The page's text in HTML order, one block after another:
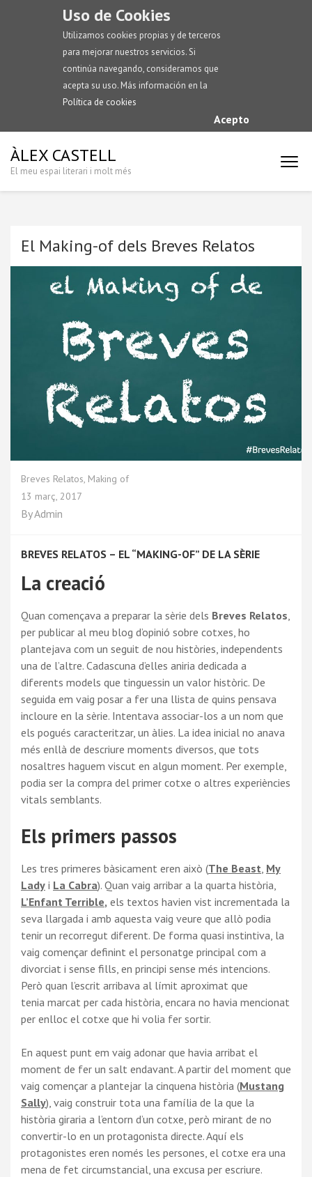
Uso de Cookies
Utilizamos cookies propias y de terceros
para mejorar nuestros servicios. Si
continúa navegando, consideramos que
acepta su uso. Más información en la
Política de cookies
Acepto
ÀLEX CASTELL
El meu espai literari i molt més
El Making-of dels Breves Relatos
Breves Relatos, Making of
13 març, 2017
ByAdmin
BREVES RELATOS – EL “MAKING-OF” DE LA SÈRIE
La creació
Quan començava a preparar la sèrie dels Breves Relatos
per publicar al meu blog d’opinió sobre cotxes, ho
plantejava com un seguit de nou històries, independents
una de l’altre. Cadascuna d’elles aniria dedicada a
diferents models que tinguessin un valor històric. De
seguida em vaig posar a fer una llista de quins pensava
incloure en la sèrie. Intentava associar-los a un nom que
els pogués caracteritzar, un àlies. La idea inicial no anava
més enllà de descriure moments diversos, que tots
nosaltres haguem viscut en algun moment. Per exemple,
podia ser la compra del primer cotxe o altres experiències
vitals semblants.
Els primers passos
Les tres primeres bàsicament eren això (The Beast My
Lady i La Cabra). Quan vaig arribar a la quarta història,
L’Enfant Terrible, els textos havien vist incrementada la
seva llargada i amb aquesta vaig veure que allò podia
tenir un recorregut diferent. De forma quasi instintiva, la
vaig començar definint el personatge principal com a
divorciat i sense fills, en principi sense més intencions.
Però quan l’escrit arribava al límit aproximat que
tenia marcat per cada història, encara no havia mencionat
per enlloc el cotxe que hi volia fer sortir.
En aquest punt em vaig adonar que havia arribat el
moment de fer un salt endavant. A partir del moment que
vaig començar a plantejar la cinquena història (Mustang
Sally), vaig construir tota una família de la que la
història giraria a l’entorn d’un cotxe, però mirant de no
convertir-lo en un protagonista directe. Aquí els
protagonistes eren només les persones, el cotxe era una
mena de fet circumstancial, una excusa per escriure.